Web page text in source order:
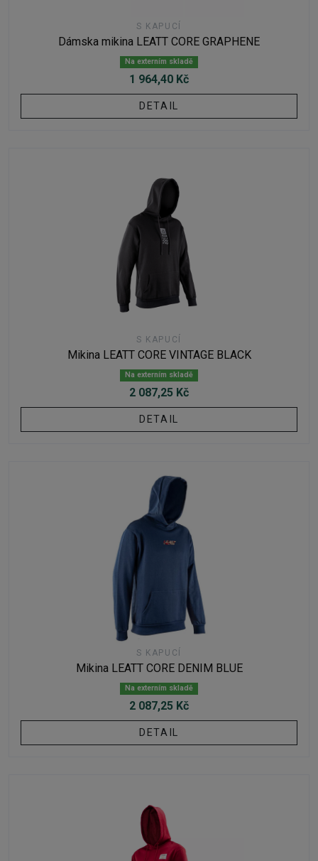
S KAPUCÍ
Dámska mikina LEATT CORE GRAPHENE
Na externím skladě
1 964,40 Kč
DETAIL
S KAPUCÍ
Mikina LEATT CORE VINTAGE BLACK
Na externím skladě
2 087,25 Kč
DETAIL
S KAPUCÍ
Mikina LEATT CORE DENIM BLUE
Na externím skladě
2 087,25 Kč
DETAIL